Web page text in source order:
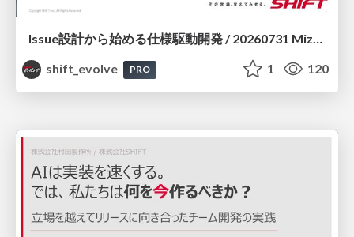
Issue設計から始める仕様駆動開発 / 20260731 Mizuki Hirata
shift_evolve
PRO 1 120